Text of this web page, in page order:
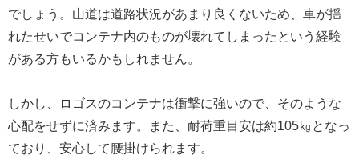
でしょう。山道は道路状況があまり良くないため、車が揺
れたせいでコンテナ内のものが壊れてしまったという経験
がある方もいるかもしれません。
しかし、ロゴスのコンテナは衝撃に強いので、そのような
心配をせずに済みます。また、耐荷重目安は約105㎏となっ
ており、安心して腰掛けられます。